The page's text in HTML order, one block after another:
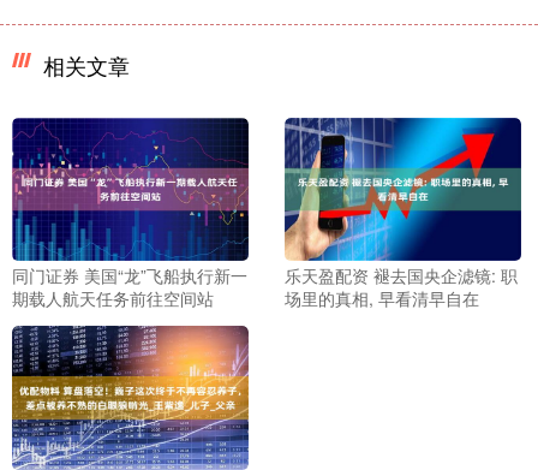
相关文章
同门证券 美国“龙”飞船执行新一
期载人航天任务前往空间站
乐天盈配资 褪去国央企滤镜: 职
场里的真相, 早看清早自在